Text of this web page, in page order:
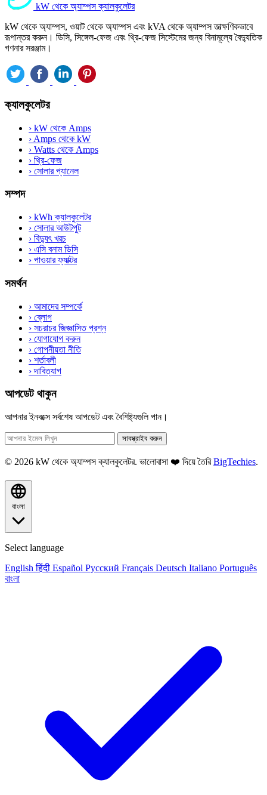
kW থেকে অ্যাম্পস ক্যালকুলেটর
kW থেকে অ্যাম্পস, ওয়াট থেকে অ্যাম্পস এবং kVA থেকে অ্যাম্পস তাত্ক্ষণিকভাবে
রূপান্তর করুন। ডিসি, সিঙ্গেল-ফেজ এবং থ্রি-ফেজ সিস্টেমের জন্য বিনামূল্যে বৈদ্যুতিক
গণনার সরঞ্জাম।
ক্যালকুলেটর
› kW থেকে Amps
› Amps থেকে kW
› Watts থেকে Amps
› থ্রি-ফেজ
› সোলার প্যানেল
সম্পদ
› kWh ক্যালকুলেটর
› সোলার আউটপুট
› বিদ্যুৎ খরচ
› এসি বনাম ডিসি
› পাওয়ার ফ্যাক্টর
সমর্থন
› আমাদের সম্পর্কে
› ব্লোগ
› সচরাচর জিজ্ঞাসিত প্রশ্ন
› যোগাযোগ করুন
› গোপনীয়তা নীতি
› শর্তাবলী
›দাবিত্যাগ
আপডেট থাকুন
আপনার ইনবক্সে সর্বশেষ আপডেট এবং বৈশিষ্ট্যগুলি পান।
সাবস্ক্রাইব করুন
© 2026 kW থেকে অ্যাম্পস ক্যালকুলেটর. ভালোবাসা ❤️ দিয়ে তৈরিBigTechies.
বাংলা
Select language
English हिंदी Español Русский Français Deutsch Italiano Português
বাংলা